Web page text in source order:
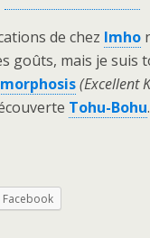
de chez Imho
goûts, mais je suis
(Excellent
Tohu-Bohu.
Facebook